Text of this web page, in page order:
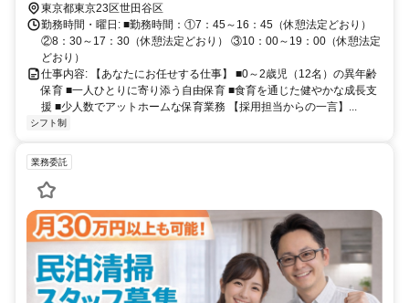
東京都東京23区世田谷区
勤務時間・曜日: ■勤務時間：①7：45～16：45（休憩法定どおり）
②8：30～17：30（休憩法定どおり） ③10：00～19：00（休憩法定
どおり）
仕事内容: 【あなたにお任せする仕事】 ■0～2歳児（12名）の異年齢
保育 ■一人ひとりに寄り添う自由保育 ■食育を通じた健やかな成長支
援 ■少人数でアットホームな保育業務 【採用担当からの一言】...
シフト制
業務委託